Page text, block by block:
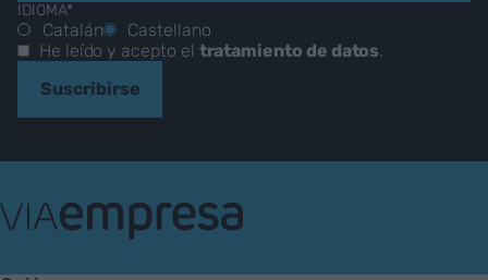
IDIOMA*
Catalán
Castellano
He leído y acepto el tratamiento de datos.
Suscribirse
Empresa